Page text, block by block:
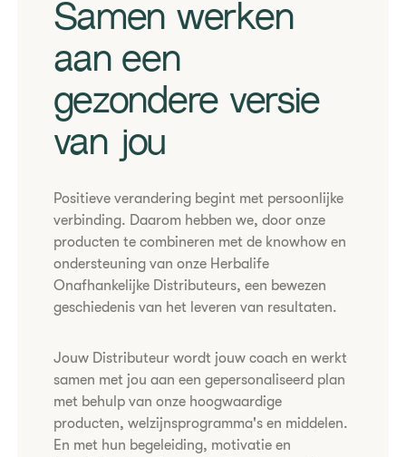
Samen werken
aan een
gezondere versie
van jou
​Positieve verandering begint met persoonlijke
verbinding. Daarom hebben we, door onze
producten te combineren met de knowhow en
ondersteuning van onze Herbalife
Onafhankelijke Distributeurs, een bewezen
geschiedenis van het leveren van resultaten.
​Jouw Distributeur wordt jouw coach en werkt
samen met jou aan een gepersonaliseerd plan
met behulp van onze hoogwaardige
producten, welzijnsprogramma's en middelen.
En met hun begeleiding, motivatie en